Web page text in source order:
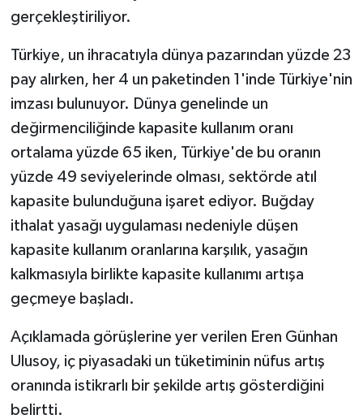
gerçekleştiriliyor.
Türkiye, un ihracatıyla dünya pazarından yüzde 23
pay alırken, her 4 un paketinden 1'inde Türkiye'nin
imzası bulunuyor. Dünya genelinde un
değirmenciliğinde kapasite kullanım oranı
ortalama yüzde 65 iken, Türkiye'de bu oranın
yüzde 49 seviyelerinde olması, sektörde atıl
kapasite bulunduğuna işaret ediyor. Buğday
ithalat yasağı uygulaması nedeniyle düşen
kapasite kullanım oranlarına karşılık, yasağın
kalkmasıyla birlikte kapasite kullanımı artışa
geçmeye başladı.
Açıklamada görüşlerine yer verilen Eren Günhan
Ulusoy, iç piyasadaki un tüketiminin nüfus artış
oranında istikrarlı bir şekilde artış gösterdiğini
belirtti.